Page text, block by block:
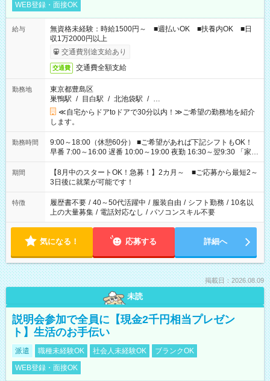
WEB登録・面接OK
給与
無資格未経験：時給1500円～ ■週払いOK ■扶養内OK ■日
収1万2000円以上
交通費別途支給あり
交通費 交通費全額支給
勤務地
東京都豊島区
巣鴨駅 / 目白駅 / 北池袋駅 / …
≪自宅からドアtoドアで30分以内！≫ご希望の勤務地を紹介
します。
勤務時間
9:00～18:00（休憩60分） ■ご希望があれば下記シフトもOK！
早番 7:00～16:00 遅番 10:00～19:00 夜勤 16:30～翌9:30 「家族
と休みを合わせたい」 「余裕を持って夕飯の準備がしたい」
「できれば残業はしたくない」 など、ご希望を教えてください
ね。 ※Wワーク希望の方へ 今ご覧のお仕事で希望する勤務時間
と、もう1つのお仕事の勤務時間。 合計で週40時間を超える場
合は応募できません。
期間
【8月中のスタートOK！急募！】2カ月～ ■ご応募から最短2～
3日後に就業が可能です！
特徴 履歴書不要 / 40～50代活躍中 / 服装自由 / シフト勤務 / 10名以
上の大量募集 / 電話対応なし / パソコンスキル不要
気になる！ 応募する 詳細へ
掲載日：2026.08.09
未読
説明会参加で全員に【現金2千円相当プレゼン
ト】生活のお手伝い
派遣 職種未経験OK 社会人未経験OK
ブランクOK
WEB登録・面接OK